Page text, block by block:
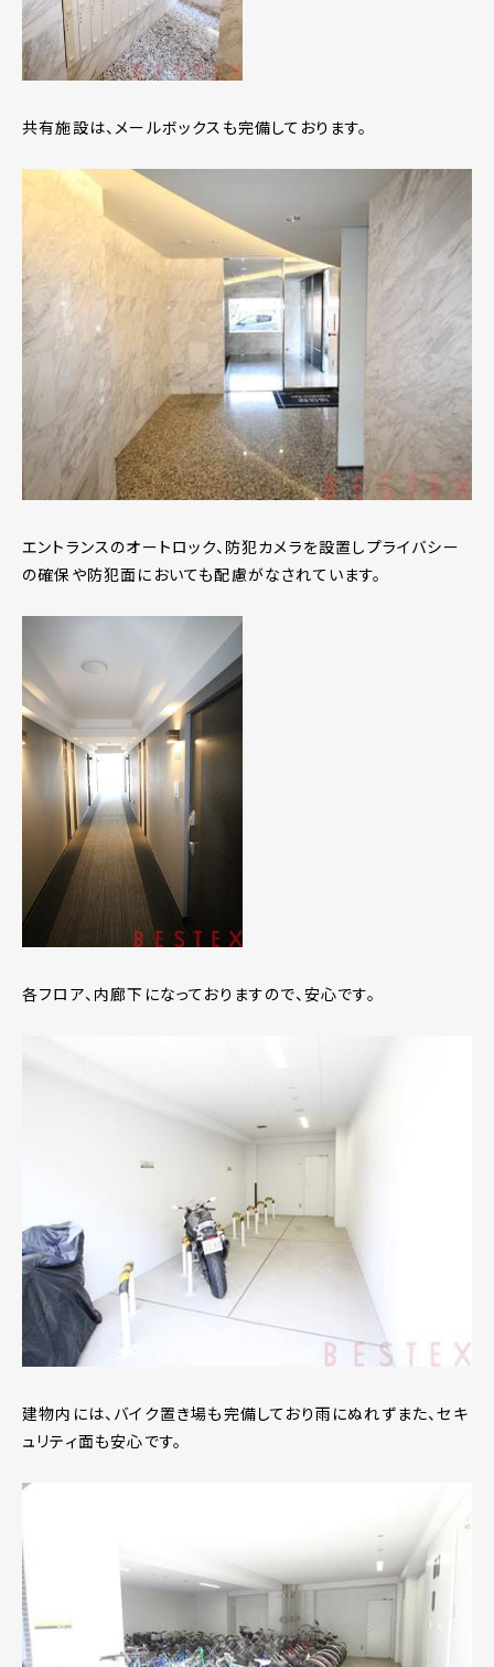
共有施設は、メールボックスも完備しております。
エントランスのオートロック、防犯カメラを設置しプライバシー
の確保や防犯面においても配慮がなされています。
各フロア、内廊下になっておりますので、安心です。
建物内には、バイク置き場も完備しており雨にぬれずまた、セキ
ュリティ面も安心です。